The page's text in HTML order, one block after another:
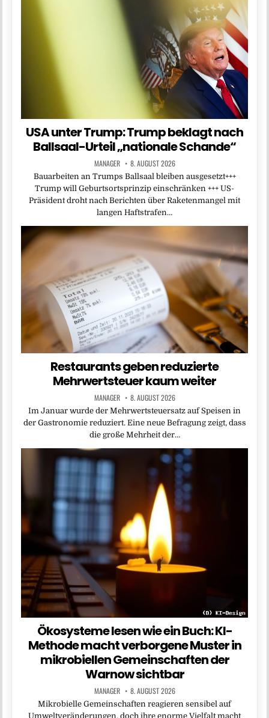
USA unter Trump: Trump beklagt nach
Ballsaal-Urteil „nationale Schande“
MANAGER 8. AUGUST 2026
Bauarbeiten an Trumps Ballsaal bleiben ausgesetzt+++
Trump will Geburtsortsprinzip einschränken +++ US-
Präsident droht nach Berichten über Raketenmangel mit
langen Haftstrafen…
Restaurants geben reduzierte
Mehrwertsteuer kaum weiter
MANAGER 8. AUGUST 2026
Im Januar wurde der Mehrwertsteuersatz auf Speisen in
der Gastronomie reduziert. Eine neue Befragung zeigt, dass
die große Mehrheit der…
Ökosysteme lesen wie ein Buch: KI-
Methode macht verborgene Muster in
mikrobiellen Gemeinschaften der
Warnow sichtbar
MANAGER 8. AUGUST 2026
Mikrobielle Gemeinschaften reagieren sensibel auf
Umweltveränderungen, doch ihre enorme Vielfalt macht